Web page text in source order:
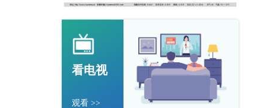
看电视
观看 >>